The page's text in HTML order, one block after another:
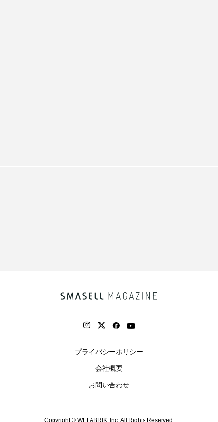
プライバシーポリシー
会社概要
お問い合わせ
Copyright © WEFABRIK, Inc. All Rights Reserved.